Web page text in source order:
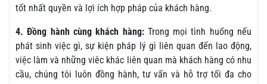
tốt nhất quyền và lợi ích hợp pháp của khách hàng.
4. Đồng hành cùng khách hàng:Trong mọi tình huống nếu
phát sinh việc gì, sự kiện pháp lý gì liên quan đến lao động,
việc làm và những viêc khác liên quan mà khách hàng có nhu
cầu, chúng tôi luôn đồng hành, tư vấn và hỗ trợ tối đa cho